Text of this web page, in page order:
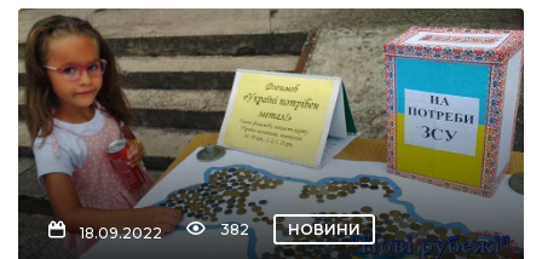
громада
18.09.2022 382 НОВИНИ